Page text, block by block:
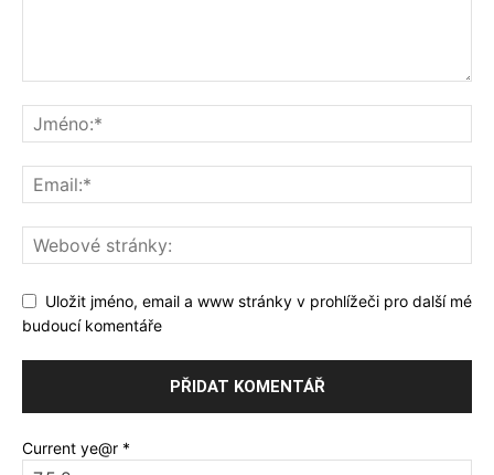
Uložit jméno, email a www stránky v prohlížeči pro další mé
budoucí komentáře
Current ye@r *